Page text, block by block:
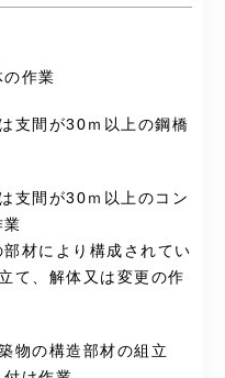
の作業
支間が30ｍ以上の鋼橋
支間が30ｍ以上のコン
業
材により構成されてい
て、解体又は変更の作
物の構造部材の組立